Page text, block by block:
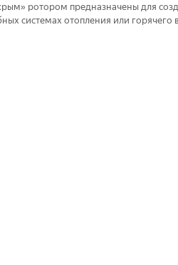
ротором предназначены для
системах отопления или